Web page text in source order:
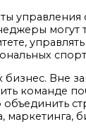
могут
Вне
команде
маркетинга,